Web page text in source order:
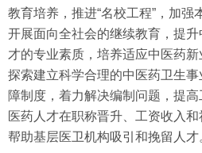
教育培养，推进“名校工程”，加强
开展面向全社会的继续教育，提
才的专业素质，培养适应中医药新
探索建立科学合理的中医药卫生
障制度，着力解决编制问题，提
医药人才在职称晋升、工资收入和
帮助基层医卫机构吸引和挽留人才